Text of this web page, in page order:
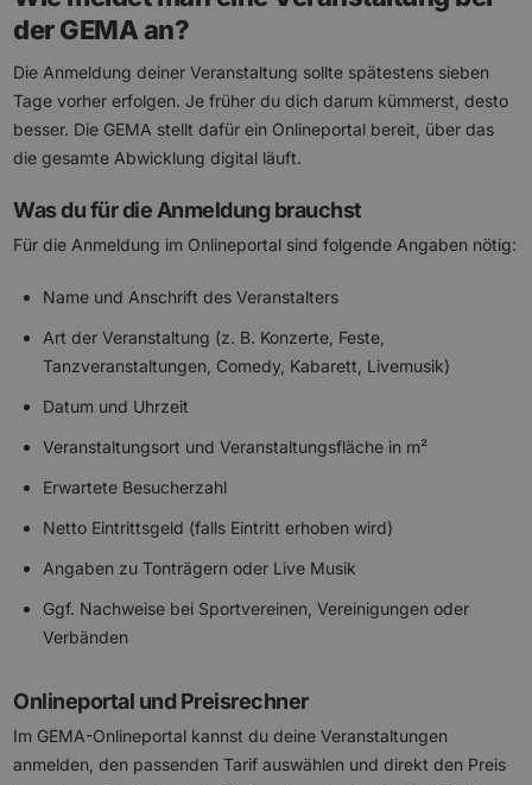
der GEMA an?
Die Anmeldung deiner Veranstaltung sollte spätestens sieben
Tage vorher erfolgen. Je früher du dich darum kümmerst, desto
besser. Die GEMA stellt dafür ein Onlineportal bereit, über das
die gesamte Abwicklung digital läuft.
Was du für die Anmeldung brauchst
Für die Anmeldung im Onlineportal sind folgende Angaben nötig:
Name und Anschrift des Veranstalters
Art der Veranstaltung (z. B. Konzerte, Feste,
Tanzveranstaltungen, Comedy, Kabarett, Livemusik)
Datum und Uhrzeit
Veranstaltungsort und Veranstaltungsfläche in m²
Erwartete Besucherzahl
Netto Eintrittsgeld (falls Eintritt erhoben wird)
Angaben zu Tonträgern oder Live Musik
Ggf. Nachweise bei Sportvereinen, Vereinigungen oder
Verbänden
Onlineportal und Preisrechner
Im GEMA-Onlineportal kannst du deine Veranstaltungen
anmelden, den passenden Tarif auswählen und direkt den Preis